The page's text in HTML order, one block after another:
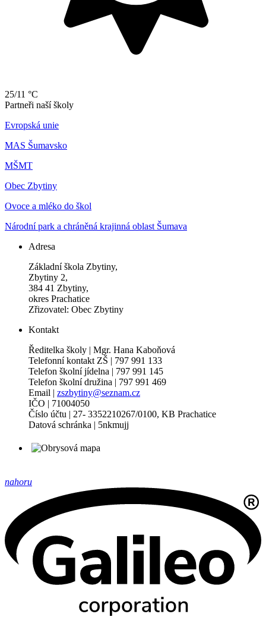
25/11 °C
Partneři naší školy
Evropská unie
MAS Šumavsko
MŠMT
Obec Zbytiny
Ovoce a mléko do škol
Národní park a chráněná krajinná oblast Šumava
Adresa
Základní škola Zbytiny,
Zbytiny 2,
384 41 Zbytiny,
okres Prachatice
Zřizovatel: Obec Zbytiny
Kontakt
Ředitelka školy | Mgr. Hana Kaboňová
Telefonní kontakt ZŠ | 797 991 133
Telefon školní jídelna | 797 991 145
Telefon školní družina | 797 991 469
Email | zszbytiny@seznam.cz
IČO | 71004050
Číslo účtu | 27- 3352210267/0100, KB Prachatice
Datová schránka | 5nkmujj
nahoru